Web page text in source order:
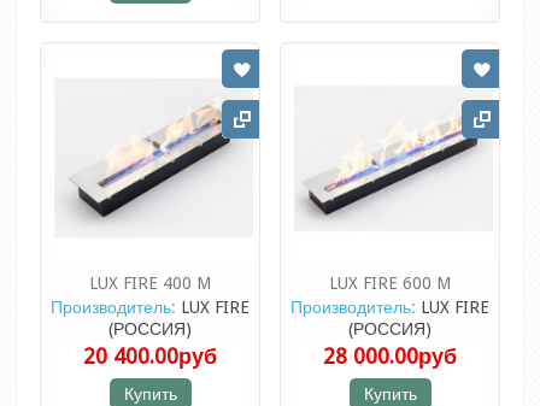
LUX FIRE 400 M
Производитель: LUX FIRE
(РОССИЯ)
20 400.00руб
Купить
LUX FIRE 600 M
Производитель: LUX FIRE
(РОССИЯ)
28 000.00руб
Купить